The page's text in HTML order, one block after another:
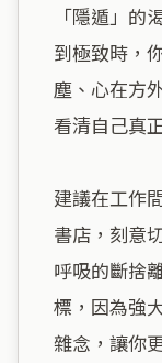
「隱遁」
到極致時，
塵、心在方
看清自己真
建議在工作
書店，刻意
呼吸的斷捨
標，因為強
雜念，讓你